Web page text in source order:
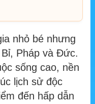
nhỏ bé nhưng
Pháp và Đức.
sống cao, nền
lịch sử độc
đến hấp dẫn